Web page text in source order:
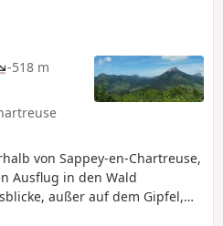
-518 m
von Sappey-en-Chartreuse,
Ausflug in den Wald
außer auf dem Gipfel,